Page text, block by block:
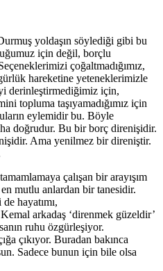
yoldaşın söylediği gibi bu
için değil, borçlu
çoğaltmadığımız,
hareketine yeteneklerimizle
derinleştirmediğimiz için,
topluma taşıyamadığımız için
eylemidir bu. Böyle
doğrudur. Bu bir borç direnişidir.
Ama yenilmez bir direniştir.
çalışan bir arayışım
mutlu anlardan bir tanesidir.
hayatımı,
arkadaş ‘direnmek güzeldir’
ruhu özgürleşiyor.
çıkıyor. Buradan bakınca
Sadece bunun için bile olsa